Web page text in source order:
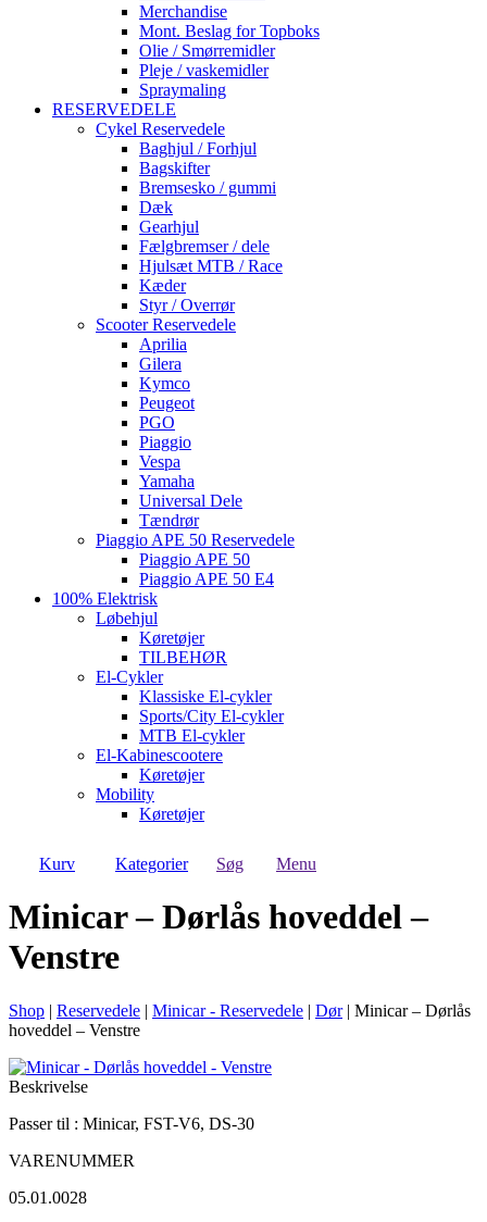
Merchandise
Mont. Beslag for Topboks
Olie / Smørremidler
Pleje / vaskemidler
Spraymaling
RESERVEDELE
Cykel Reservedele
Baghjul / Forhjul
Bagskifter
Bremsesko / gummi
Dæk
Gearhjul
Fælgbremser / dele
Hjulsæt MTB / Race
Kæder
Styr / Overrør
Scooter Reservedele
Aprilia
Gilera
Kymco
Peugeot
PGO
Piaggio
Vespa
Yamaha
Universal Dele
Tændrør
Piaggio APE 50 Reservedele
Piaggio APE 50
Piaggio APE 50 E4
100% Elektrisk
Løbehjul
Køretøjer
TILBEHØR
El-Cykler
Klassiske El-cykler
Sports/City El-cykler
MTB El-cykler
El-Kabinescootere
Køretøjer
Mobility
Køretøjer
Kurv Kategorier Søg Menu
Minicar – Dørlås hoveddel –
Venstre
Shop | Reservedele | Minicar - Reservedele | Dør| Minicar – Dørlås
hoveddel – Venstre
Beskrivelse
Passer til : Minicar, FST-V6, DS-30
VARENUMMER
05.01.0028